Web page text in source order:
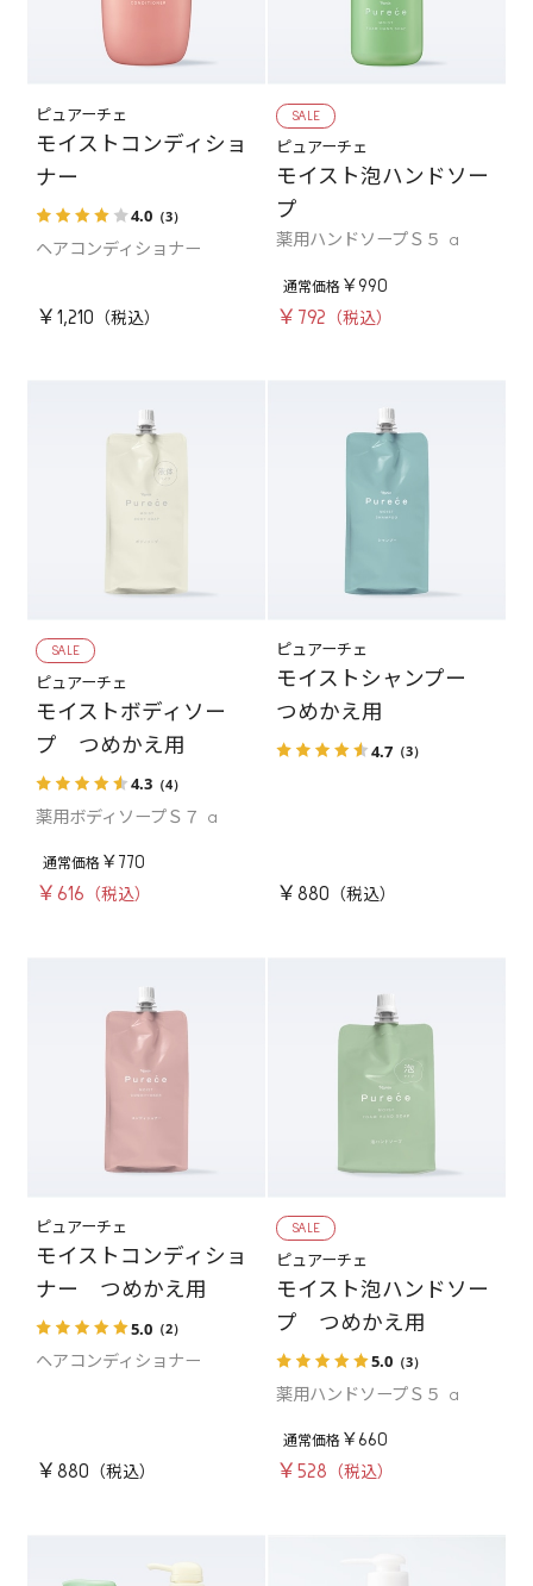
ピュアーチェ
モイストコンディショ
ナー
4.0 （3）
ヘアコンディショナー
￥1,210
SALE
ピュアーチェ
モイスト泡ハンドソー
プ
薬用ハンドソープＳ５ a
￥990
￥792
SALE
ピュアーチェ
モイストボディソー
プ つめかえ用
4.3 （4）
薬用ボディソープＳ７ a
￥770
￥616
ピュアーチェ
モイストシャンプー
つめかえ用
4.7（3）
￥880
ピュアーチェ
モイストコンディショ
ナー つめかえ用
5.0 （2）
ヘアコンディショナー
￥880
SALE
ピュアーチェ
モイスト泡ハンドソー
プ つめかえ用
5.0（3）
薬用ハンドソープＳ５ a
￥660
￥528